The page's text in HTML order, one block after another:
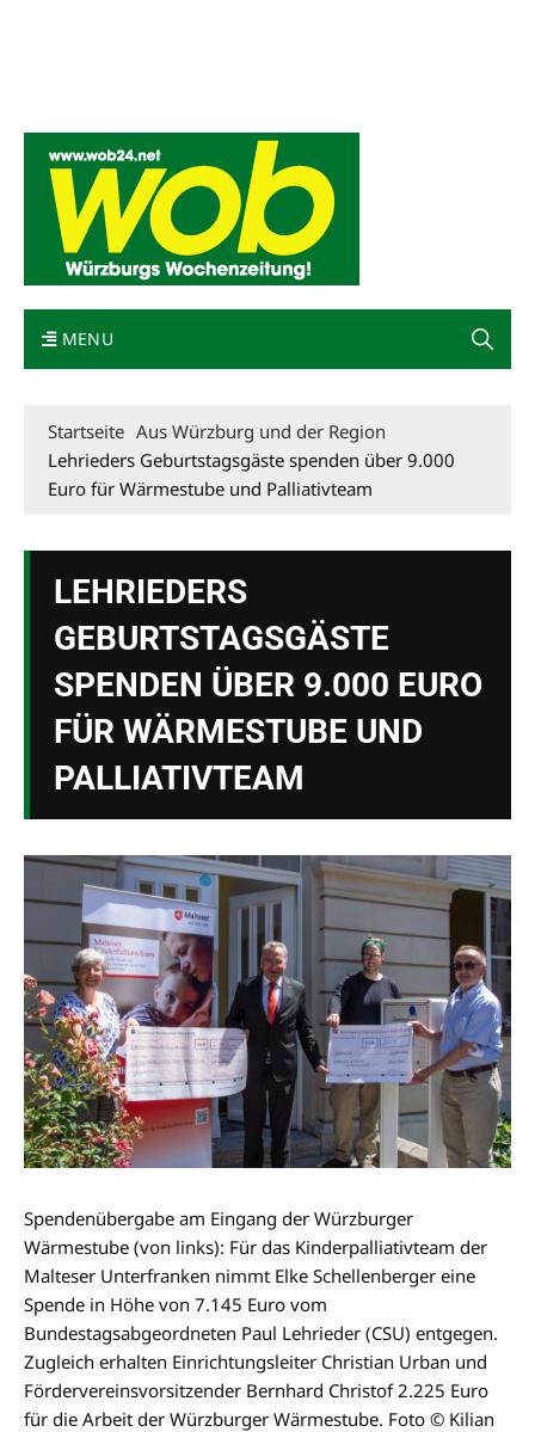
MENU
Startseite Aus Würzburg und der Region
Lehrieders Geburtstagsgäste spenden über 9.000
Euro für Wärmestube und Palliativteam
LEHRIEDERS
GEBURTSTAGSGÄSTE
SPENDEN ÜBER 9.000 EURO
FÜR WÄRMESTUBE UND
PALLIATIVTEAM
Spendenübergabe am Eingang der Würzburger
Wärmestube (von links): Für das Kinderpalliativteam der
Malteser Unterfranken nimmt Elke Schellenberger eine
Spende in Höhe von 7.145 Euro vom
Bundestagsabgeordneten Paul Lehrieder (CSU) entgegen.
Zugleich erhalten Einrichtungsleiter Christian Urban und
Fördervereinsvorsitzender Bernhard Christof 2.225 Euro
für die Arbeit der Würzburger Wärmestube. Foto © Kilian